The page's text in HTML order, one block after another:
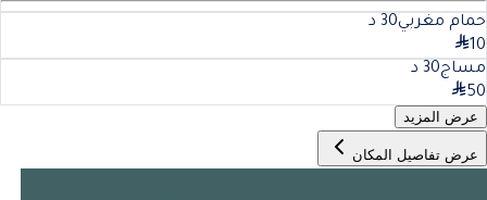
حمام مغربي30 د
10
مساج30 د
50
عرض المزيد
عرض تفاصيل المكان